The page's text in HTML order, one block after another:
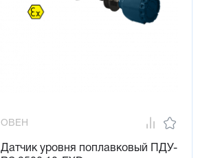
ОВЕН
Датчик уровня поплавковый ПДУ-